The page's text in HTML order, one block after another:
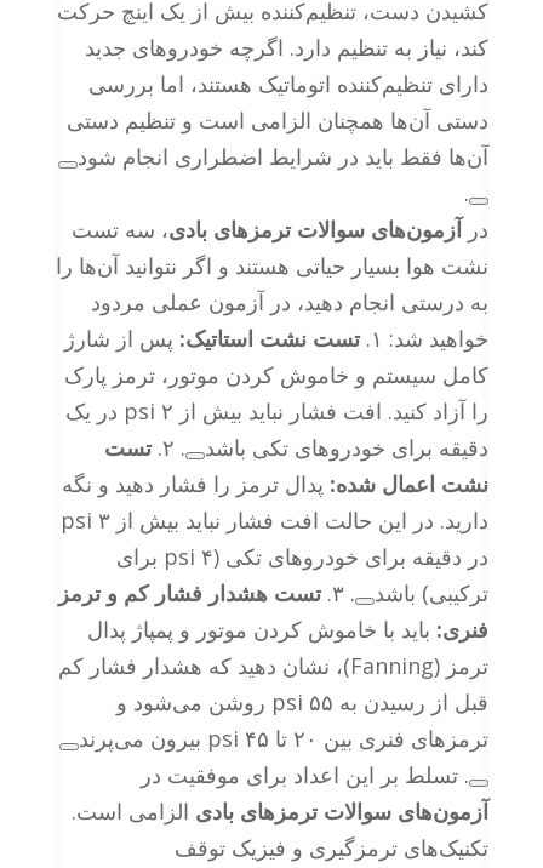
کشیدن دست، تنظیم‌کننده بیش از یک اینچ حرکت
کند، نیاز به تنظیم دارد. اگرچه خودروهای جدید
دارای تنظیم‌کننده اتوماتیک هستند، اما بررسی
دستی آن‌ها همچنان الزامی است و تنظیم دستی
آن‌ها فقط باید در شرایط اضطراری انجام شود
.
درآزمون‌های سوالات ترمزهای بادی، سه تست
نشت هوا بسیار حیاتی هستند و اگر نتوانید آن‌ها را
به درستی انجام دهید، در آزمون عملی مردود
خواهید شد: ۱. تست نشت استاتیک: پس از شارژ
کامل سیستم و خاموش کردن موتور، ترمز پارک
را آزاد کنید. افت فشار نباید بیش از ۲ psi در یک
دقیقه برای خودروهای تکی باشد
. ۲. تست
نشت اعمال شده: پدال ترمز را فشار دهید و نگه
دارید. در این حالت افت فشار نباید بیش از ۳ psi
در دقیقه برای خودروهای تکی (۴ psi برای
ترکیبی) باشد
. ۳. تست هشدار فشار کم و ترمز
فنری: باید با خاموش کردن موتور و پمپاژ پدال
ترمز (Fanning)، نشان دهید که هشدار فشار کم
قبل از رسیدن به ۵۵ psi روشن می‌شود و
ترمزهای فنری بین ۲۰ تا ۴۵ psi بیرون می‌پرند
. تسلط بر این اعداد برای موفقیت در
آزمون‌های سوالات ترمزهای بادی الزامی است.
تکنیک‌های ترمزگیری و فیزیک توقف